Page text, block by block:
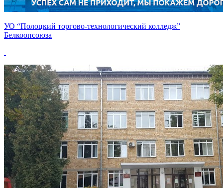
УО “Полоцкий торгово-технологический колледж”
Белкоопсоюза